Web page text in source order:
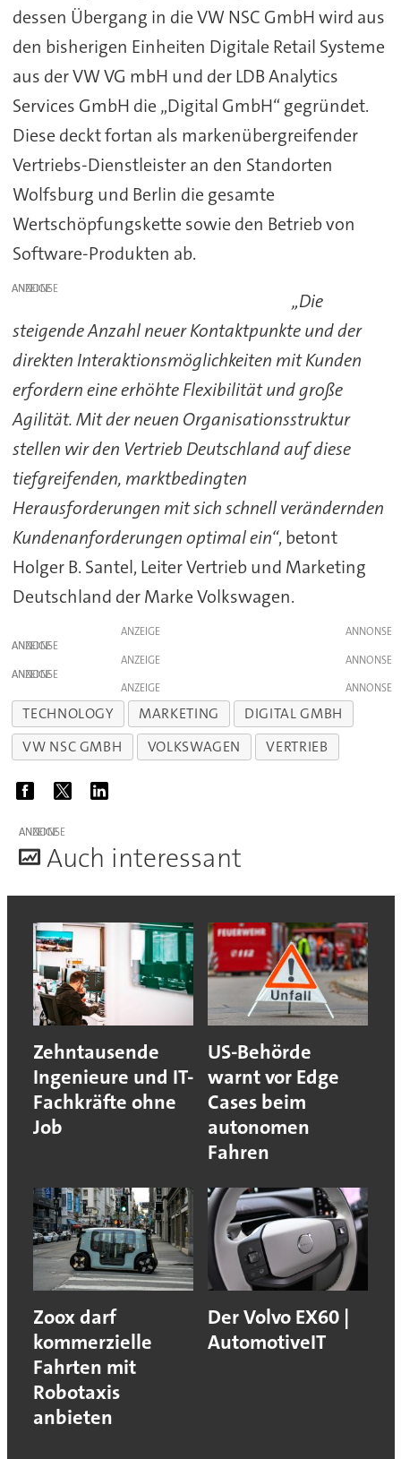
dessen Übergang in die VW NSC GmbH wird aus
den bisherigen Einheiten Digitale Retail Systeme
aus der VW VG mbH und der LDB Analytics
Services GmbH die „Digital GmbH“ gegründet.
Diese deckt fortan als markenübergreifender
Vertriebs-Dienstleister an den Standorten
Wolfsburg und Berlin die gesamte
Wertschöpfungskette sowie den Betrieb von
Software-Produkten ab.
ANZEIGE
„Die
steigende Anzahl neuer Kontaktpunkte und der
direkten Interaktionsmöglichkeiten mit Kunden
erfordern eine erhöhte Flexibilität und große
Agilität. Mit der neuen Organisationsstruktur
stellen wir den Vertrieb Deutschland auf diese
tiefgreifenden, marktbedingten
Herausforderungen mit sich schnell verändernden
Kundenanforderungen optimal ein“, betont
Holger B. Santel, Leiter Vertrieb und Marketing
Deutschland der Marke Volkswagen.
ANZEIGE
ANZEIGE
ANZEIGE
ANZEIGE
ANZEIGE
TECHNOLOGY MARKETING
DIGITAL GMBH
VW NSC GMBH
VOLKSWAGEN VERTRIEB
ANZEIGE
Auch interessant
Zehntausende
Ingenieure und IT-
Fachkräfte ohne
Job
US-Behörde
warnt vor Edge
Cases beim
autonomen
Fahren
Zoox darf
kommerzielle
Fahrten mit
Robotaxis
anbieten
Der Volvo EX60 |
AutomotiveIT